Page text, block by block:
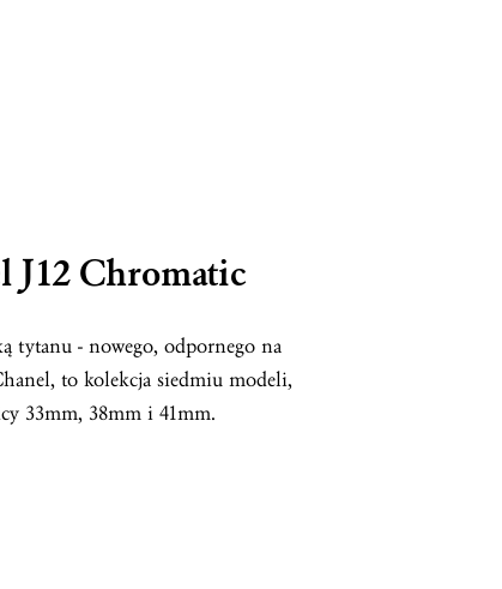
J12 Chromatic
tytanu - nowego, odpornego na
to kolekcja siedmiu modeli,
33mm, 38mm i 41mm.